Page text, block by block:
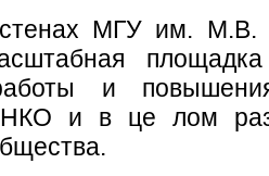
МГУ им. М.В.
и
НКО и в це лом